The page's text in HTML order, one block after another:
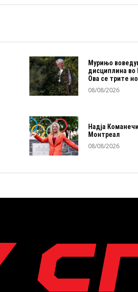
Мурињо
дисциплина
Ова се трите
08/08/2026
Надја
Монтреал
08/08/2026